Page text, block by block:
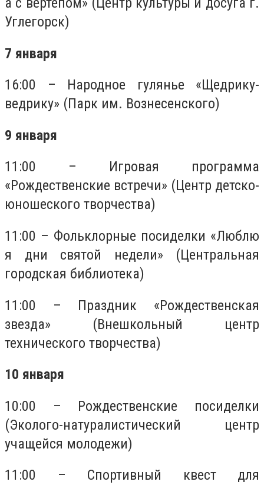
Углегорск)
7 января
16:00 – Народное гулянье «Щедрику-
ведрику» (Парк им. Вознесенского)
9 января
11:00 – Игровая программа
«Рождественские встречи» (Центр детско-
юношеского творчества)
11:00 – Фольклорные посиделки «Люблю
я дни святой недели» (Центральная
городская библиотека)
11:00 – Праздник «Рождественская
звезда» (Внешкольный центр
технического творчества)
10 января
10:00 – Рождественские посиделки
(Эколого-натуралистический центр
учащейся молодежи)
11:00 – Спортивный квест для